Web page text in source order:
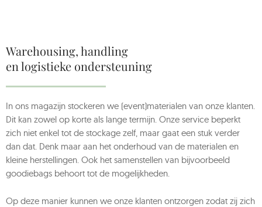
Warehousing, handling
en logistieke ondersteuning
In ons magazijn stockeren we (event)materialen van onze klanten.
Dit kan zowel op korte als lange termijn. Onze service beperkt
zich niet enkel tot de stockage zelf, maar gaat een stuk verder
dan dat. Denk maar aan het onderhoud van de materialen en
kleine herstellingen. Ook het samenstellen van bijvoorbeeld
goodiebags behoort tot de mogelijkheden.
Op deze manier kunnen we onze klanten ontzorgen zodat zij zich